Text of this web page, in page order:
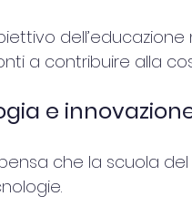
a contribuire alla
e
che la scuola